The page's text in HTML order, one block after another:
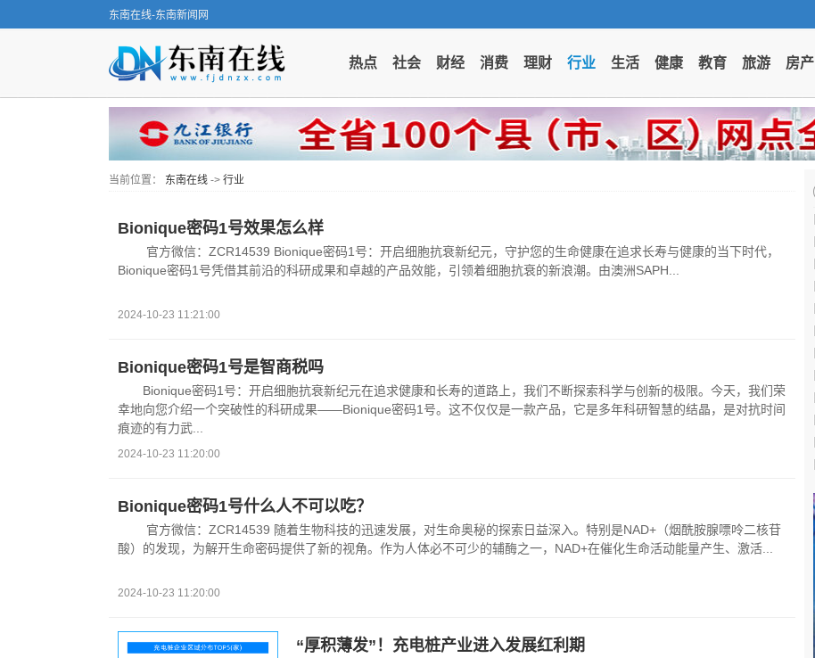
东南在线-东南新闻网
热点 社会 财经 消费 理财 行业 生活 健康 教育 旅游 房产
当前位置： 东南在线 -> 行业
Bionique密码1号效果怎么样
官方微信：ZCR14539 Bionique密码1号：开启细胞抗衰新纪元，守护您的生命健康在追求长寿与健康的当下时代，
Bionique密码1号凭借其前沿的科研成果和卓越的产品效能，引领着细胞抗衰的新浪潮。由澳洲SAPH...
2024-10-23 11:21:00
​Bionique密码1号是智商税吗
Bionique密码1号：开启细胞抗衰新纪元在追求健康和长寿的道路上，我们不断探索科学与创新的极限。今天，我们荣
幸地向您介绍一个突破性的科研成果——Bionique密码1号。这不仅仅是一款产品，它是多年科研智慧的结晶，是对抗时间
痕迹的有力武...
2024-10-23 11:20:00
Bionique密码1号什么人不可以吃？
官方微信：ZCR14539 随着生物科技的迅速发展，对生命奥秘的探索日益深入。特别是NAD+（烟酰胺腺嘌呤二核苷
酸）的发现，为解开生命密码提供了新的视角。作为人体必不可少的辅酶之一，NAD+在催化生命活动能量产生、激活...
2024-10-23 11:20:00
“厚积薄发”！充电桩产业进入发展红利期